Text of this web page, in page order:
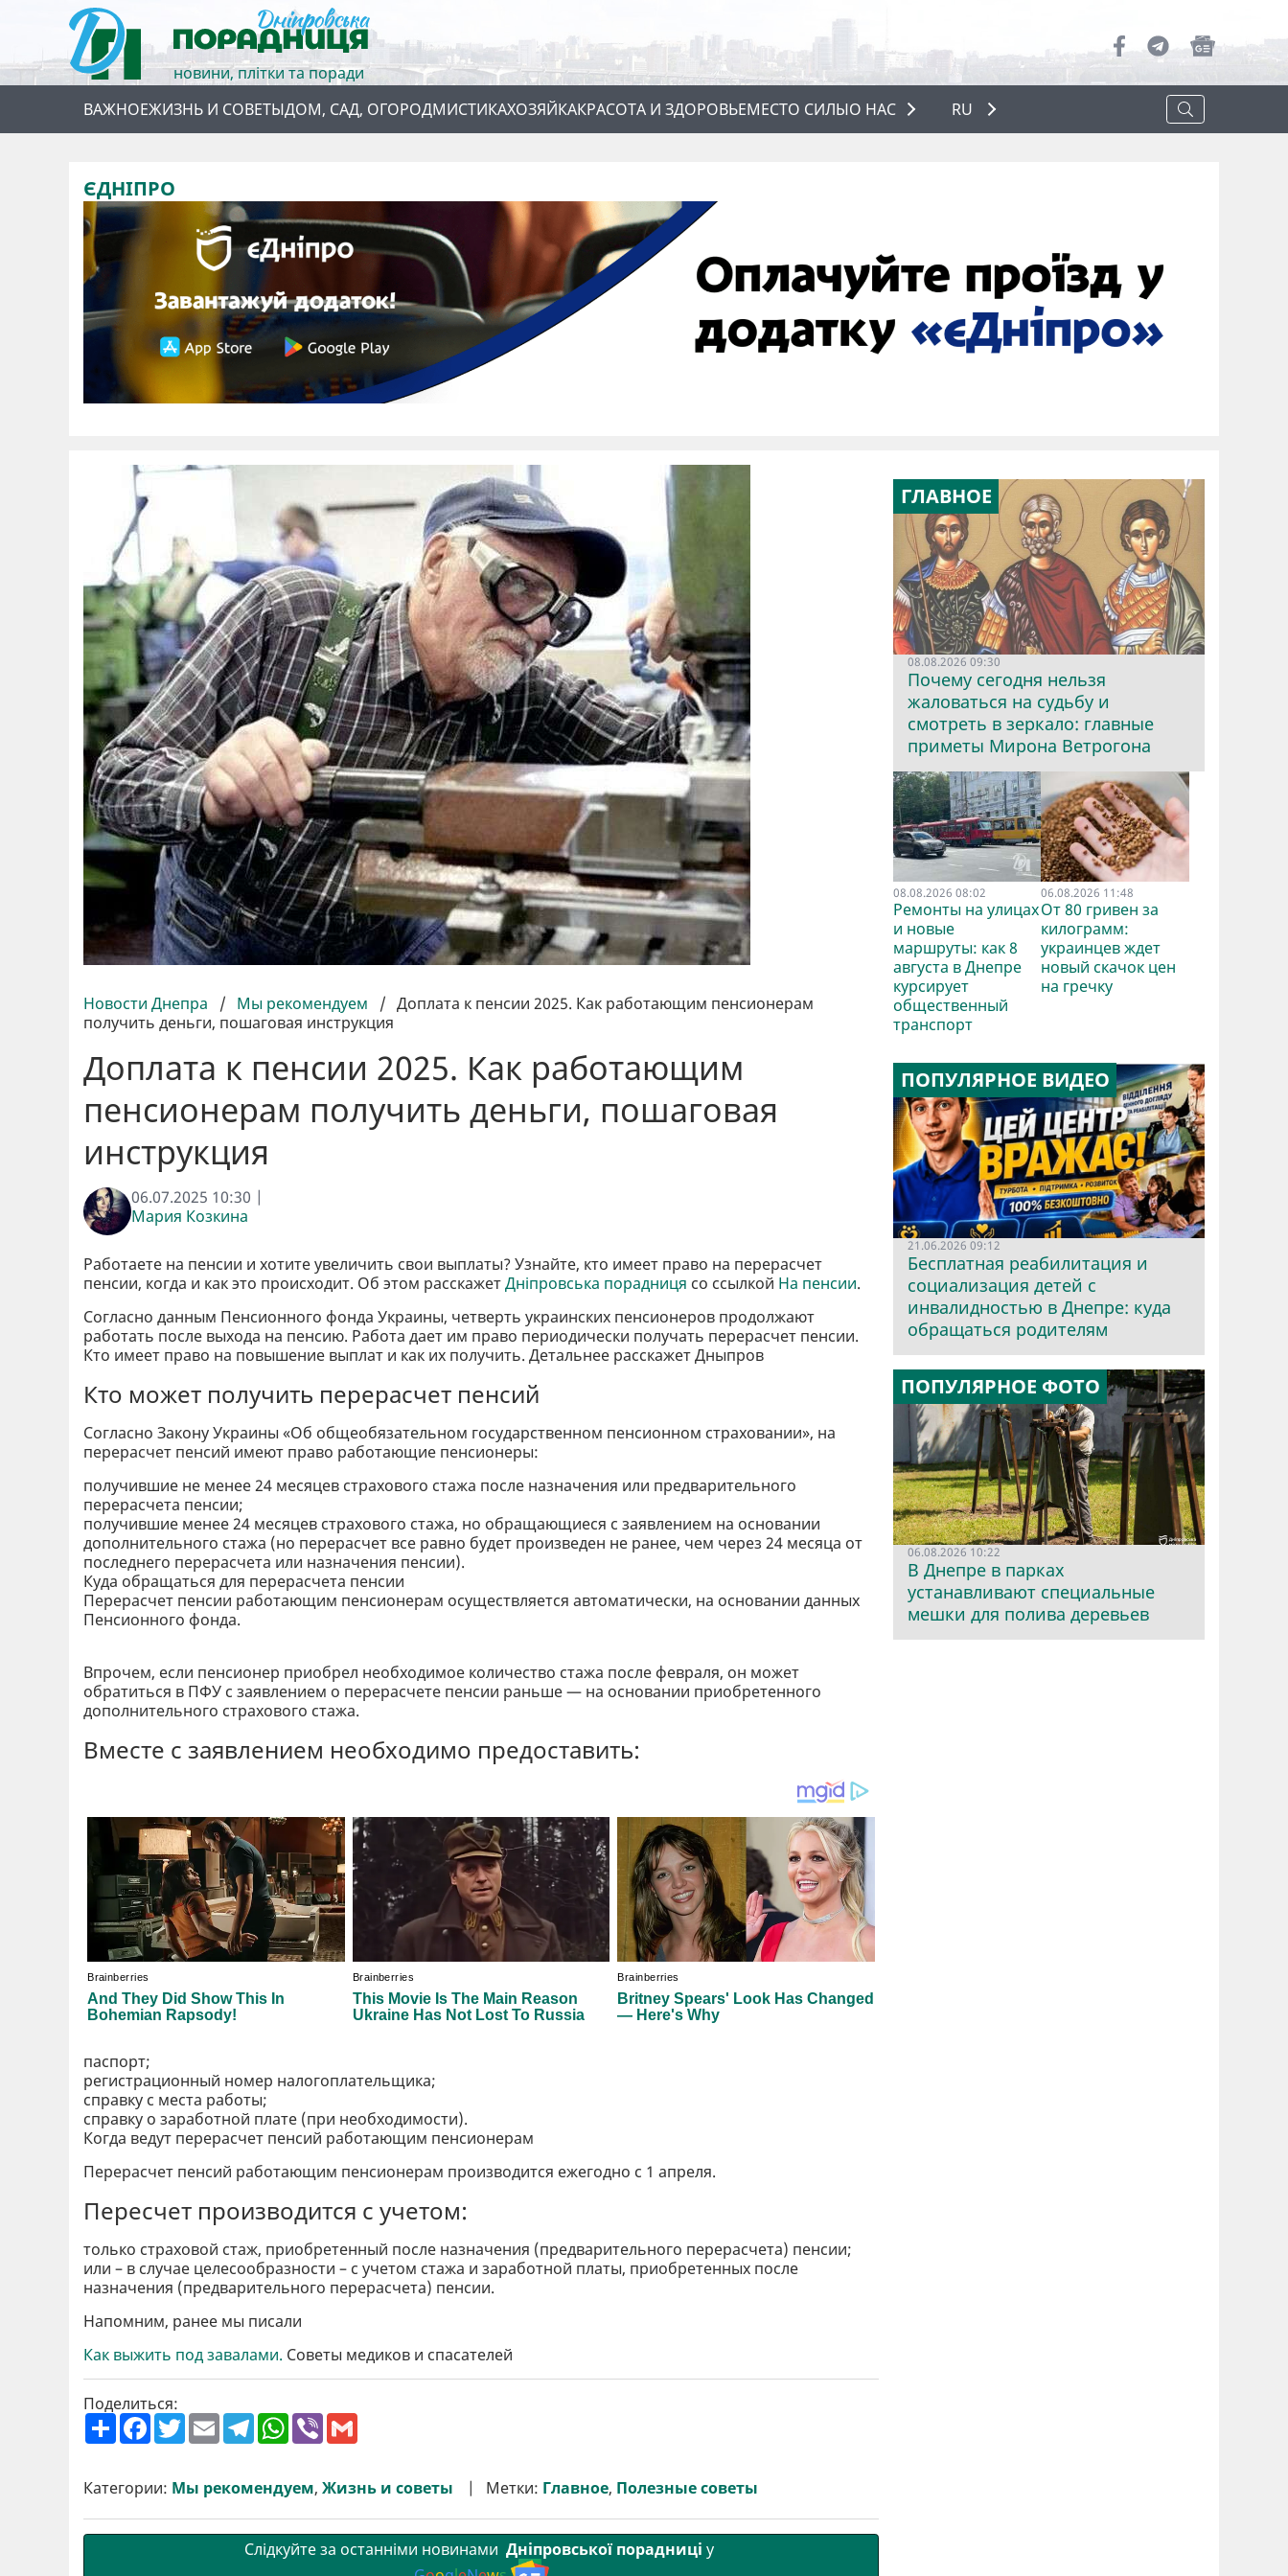
новини, плітки та поради
ВАЖНОЕЖИЗНЬ И СОВЕТЫДОМ, САД, ОГОРОДМИСТИКАХОЗЯЙКАКРАСОТА И ЗДОРОВЬЕМЕСТО СИЛЫО НАС
О НАС
RU
ЄДНІПРО
Новости Днепра / Мы рекомендуем / Доплата к пенсии 2025. Как работающим пенсионерам
получить деньги, пошаговая инструкция
Доплата к пенсии 2025. Как работающим
пенсионерам получить деньги, пошаговая
инструкция
06.07.2025 10:30 |
Мария Козкина
Работаете на пенсии и хотите увеличить свои выплаты? Узнайте, кто имеет право на перерасчет
пенсии, когда и как это происходит. Об этом расскажетДніпровська порадниця со ссылкой На пенсии.
Согласно данным Пенсионного фонда Украины, четверть украинских пенсионеров продолжают
работать после выхода на пенсию. Работа дает им право периодически получать перерасчет пенсии.
Кто имеет право на повышение выплат и как их получить. Детальнее расскажет Дныпров
Кто может получить перерасчет пенсий
Согласно Закону Украины «Об общеобязательном государственном пенсионном страховании», на
перерасчет пенсий имеют право работающие пенсионеры:
получившие не менее 24 месяцев страхового стажа после назначения или предварительного
перерасчета пенсии;
получившие менее 24 месяцев страхового стажа, но обращающиеся с заявлением на основании
дополнительного стажа (но перерасчет все равно будет произведен не ранее, чем через 24 месяца от
последнего перерасчета или назначения пенсии).
Куда обращаться для перерасчета пенсии
Перерасчет пенсии работающим пенсионерам осуществляется автоматически, на основании данных
Пенсионного фонда.
Впрочем, если пенсионер приобрел необходимое количество стажа после февраля, он может
обратиться в ПФУ с заявлением о перерасчете пенсии раньше — на основании приобретенного
дополнительного страхового стажа.
Вместе с заявлением необходимо предоставить:
паспорт;
регистрационный номер налогоплательщика;
справку с места работы;
справку о заработной плате (при необходимости).
Когда ведут перерасчет пенсий работающим пенсионерам
Перерасчет пенсий работающим пенсионерам производится ежегодно с 1 апреля.
Пересчет производится с учетом:
только страховой стаж, приобретенный после назначения (предварительного перерасчета) пенсии;
или – в случае целесообразности – с учетом стажа и заработной платы, приобретенных после
назначения (предварительного перерасчета) пенсии.
Напомним, ранее мы писали
Как выжить под завалами. Советы медиков и спасателей
Поделиться:
П
о
р
и
F
a
b
o
T
w
t
e
E
m
l
T
e
g
r
W
h
s
A
V
r l
Категории: Мы рекомендуем, Жизнь и советы Метки: Главное, Полезные советы
Слідкуйте за останніми новинами Дніпровської порадниці у
ГЛАВНОЕ
08.08.2026 09:30
Почему сегодня нельзя
жаловаться на судьбу и
смотреть в зеркало: главные
приметы Мирона Ветрогона
08.08.2026 08:02
Ремонты на улицах
и новые
маршруты: как 8
августа в Днепре
курсирует
общественный
транспорт
06.08.2026 11:48
От 80 гривен за
килограмм:
украинцев ждет
новый скачок цен
на гречку
ПОПУЛЯРНОЕ ВИДЕО
21.06.2026 09:12
Бесплатная реабилитация и
социализация детей с
инвалидностью в Днепре: куда
обращаться родителям
ПОПУЛЯРНОЕ ФОТО
06.08.2026 10:22
В Днепре в парках
устанавливают специальные
мешки для полива деревьев